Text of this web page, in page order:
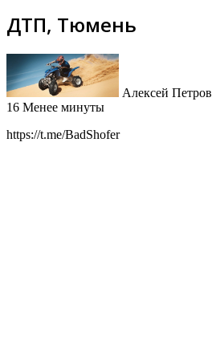
ДТП, Тюмень
Алексей Петров
16 Менее минуты
https://t.me/BadShofer